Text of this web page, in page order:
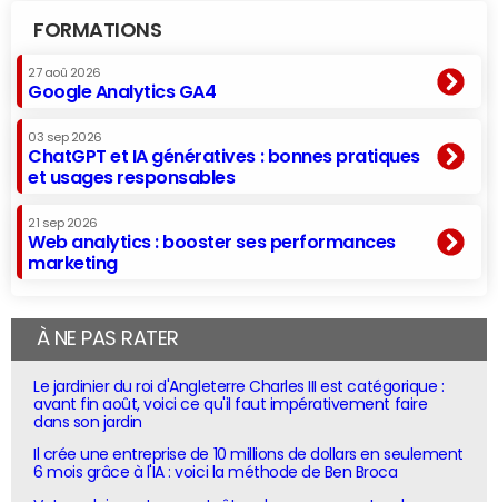
FORMATIONS
27 aoû 2026
Google Analytics GA4
03 sep 2026
ChatGPT et IA génératives : bonnes pratiques
et usages responsables
21 sep 2026
Web analytics : booster ses performances
marketing
À NE PAS RATER
Le jardinier du roi d'Angleterre Charles III est catégorique :
avant fin août, voici ce qu'il faut impérativement faire
dans son jardin
Il crée une entreprise de 10 millions de dollars en seulement
6 mois grâce à l'IA : voici la méthode de Ben Broca